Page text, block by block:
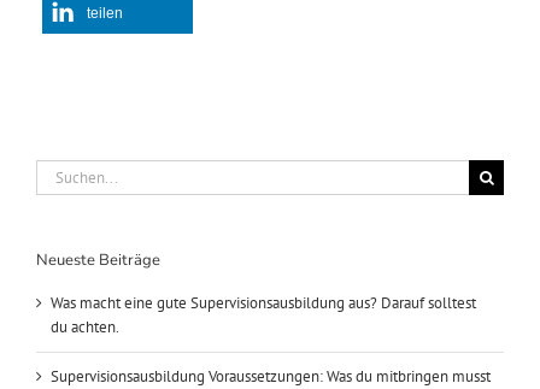
teilen
Suche
nach:
Neueste Beiträge
Was macht eine gute Supervisionsausbildung aus? Darauf solltest
du achten.
Supervisionsausbildung Voraussetzungen: Was du mitbringen musst